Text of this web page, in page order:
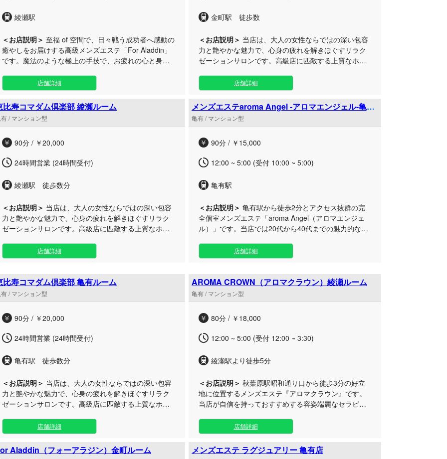
綾瀬駅
＜お店説明＞ 至福 of 空間で、日々戦う成功者へ感動の
癒やしをお届けする高級メンズエステ「For Aladdin」
です。魔法のような極上の手技で、お疲れの心と身体
客様一人ひとりのコンディションに合わせた贅沢な施
術をご提供いたします。 都会の喧騒を忘れさせる上質
なプライベート空間は、まさに大人のための隠れ家。
卓越した技術と細やかなおもてなしの心で、お客様の
る特別な時間をお約束いたします。 ビジネスの第一線
に、ぜひ当店で究極のご褒美タイムをご堪能くださ
店舗詳細
金町駅 徒歩数
＜お店説明＞ 当店は、大人の女性ならではの深い包容
力と艶やかな魅力で、心身の疲れを解きほぐすリラク
ゼーションサロンです。高級店に匹敵する上質なホス
能いただけます。 私たちが何よりも大切にしているの
は、マニュアル通りの事務的な対応ではなく、お客様
お一人おひとりの心に深く寄り添う温かなおもてなし
です。 そのために、確かな技術力はもちろんのこと、
美しい言葉遣いや洗練された立ち振る舞い、そして一
兼ね備えた優秀なセラピストのみを厳選しておりま
ッフが担当する「熟女コース」は、当店の自信作でご
け、その日のご体調や気分、ご要望に最も適したオー
ます。 都会の喧騒を忘れさせる広々とした非日常のプ
ライベート空間で、日常のストレスから解放される極
上の安らぎの時間を、どうぞごゆっくりとお過ごしく
店舗詳細
恵比寿コマダム倶楽部 綾瀬ルーム
/ マンション型
90分 / ￥20,000
24時間営業 (24時間受付)
綾瀬駅 徒歩数分
＜お店説明＞ 当店は、大人の女性ならではの深い包容
力と艶やかな魅力で、心身の疲れを解きほぐすリラク
ゼーションサロンです。高級店に匹敵する上質なホス
能いただけます。 私たちが何よりも大切にしているの
は、マニュアル通りの事務的な対応ではなく、お客様
です。 そのために、確かな技術力はもちろんのこと、
美しい言葉遣いや洗練された立ち振る舞い、そして一
緒にいるだけでホッとできるような柔らかい雰囲気を
兼ね備えた優秀なセラピストのみを厳選しておりま
す。中でも、豊かな経験と卓越したセンスを持つスタ
ッフが担当する「熟女コース」は、当店の自信作でご
ざいます。 施術の前には丁寧なヒアリングの時間を設
け、その日のご体調や気分、ご要望に最も適したオー
ダーメイドのトリートメントをご提案させていただき
ライベート空間で、日常のストレスから解放される極
上の安らぎの時間を、どうぞごゆっくりとお過ごしく
ださいませ。
店舗詳細
メンズエステaroma Angel -アロマエンジェル-亀
有、綾瀬駅
亀有 / マンション型
90分 / ￥15,000
12:00 ~ 5:00 (受付 10:00 ~ 5:00)
亀有駅
＜お店説明＞ 亀有駅から徒歩2分とアクセス抜群の完
全個室メンズエステ「aroma Angel（アロマエンジェ
ル）」です。当店では20代から40代までの魅力的なセ
をご提供いたします。 プライベート感を重視した完全
個室の空間をご用意しておりますので、周囲の目を気
ていただけます。 洗練されたアロマの香りに包まれな
がら、日々の忙しさやストレスを忘れて、贅沢なひと
ときを過ごしてみませんか？ 最高の技術とおもてなし
をご用意して、皆様のご来店をセラピスト一同心より
お待ちしております。
店舗詳細
恵比寿コマダム倶楽部 亀有ルーム
/ マンション型
90分 / ￥20,000
24時間営業 (24時間受付)
亀有駅 徒歩数分
＜お店説明＞ 当店は、大人の女性ならではの深い包容
力と艶やかな魅力で、心身の疲れを解きほぐすリラク
ゼーションサロンです。高級店に匹敵する上質なホス
能いただけます。 私たちが何よりも大切にしているの
は、マニュアル通りの事務的な対応ではなく、お客様
お一人おひとりの心に深く寄り添う温かなおもてなし
です。 そのために、確かな技術力はもちろんのこと、
店舗詳細
AROMA CROWN（アロマクラウン）綾瀬ルーム
亀有 / マンション型
80分 / ￥18,000
12:00 ~ 5:00 (受付 12:00 ~ 3:30)
綾瀬駅より徒歩5分
＜お店説明＞ 秋葉原駅昭和通り口から徒歩3分の好立
地に位置するメンズエステ『アロマクラウン』です。
当店が自信を持っておすすめする容姿端麗なセラピス
をご提供します。 サラリとした質感の水溶性オイルを
贅沢に使用したアロママッサージをはじめ、心地よい
感覚に包まれるホイップマッサージ、じんわりと身体
を温めるホットオイルなど、お客様のコンディション
店舗詳細
Aladdin（フォーアラジン）金町ルーム メンズエステ ラグジュアリー 亀有店